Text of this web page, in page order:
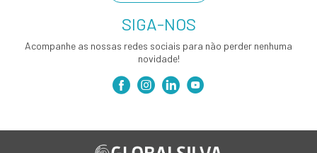
SIGA-NOS
Acompanhe as nossas redes sociais para não perder nenhuma
novidade!